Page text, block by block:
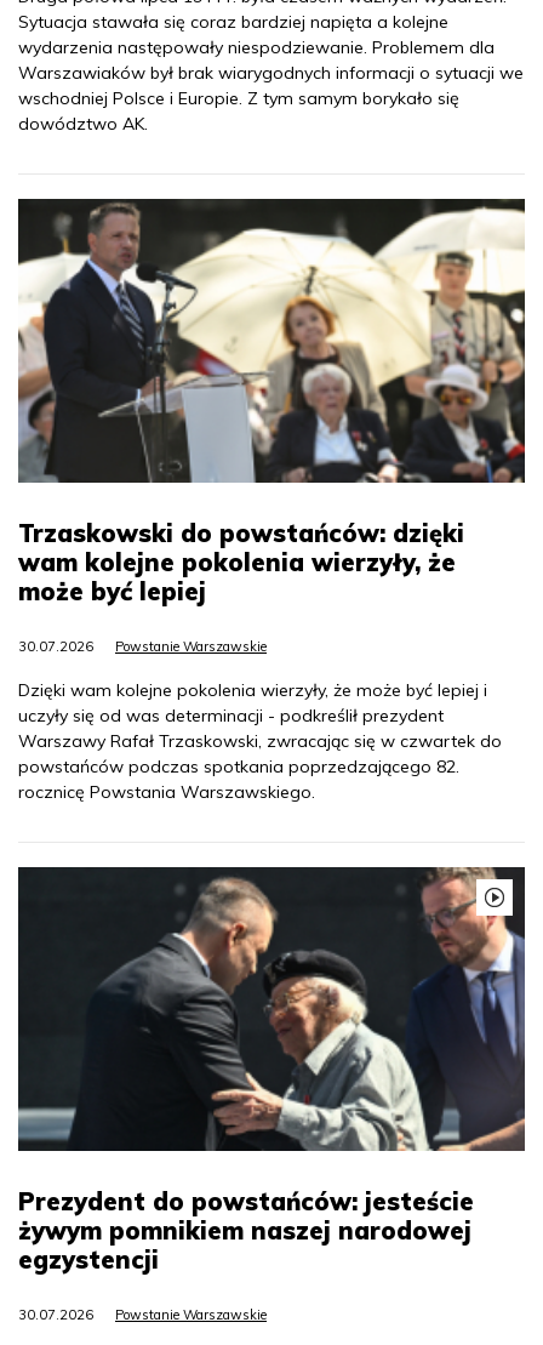
Sytuacja stawała się coraz bardziej napięta a kolejne
wydarzenia następowały niespodziewanie. Problemem dla
Warszawiaków był brak wiarygodnych informacji o sytuacji we
wschodniej Polsce i Europie. Z tym samym borykało się
dowództwo AK.
Trzaskowski do powstańców: dzięki
wam kolejne pokolenia wierzyły, że
może być lepiej
30.07.2026 Powstanie Warszawskie
Dzięki wam kolejne pokolenia wierzyły, że może być lepiej i
uczyły się od was determinacji - podkreślił prezydent
Warszawy Rafał Trzaskowski, zwracając się w czwartek do
powstańców podczas spotkania poprzedzającego 82.
rocznicę Powstania Warszawskiego.
Prezydent do powstańców: jesteście
żywym pomnikiem naszej narodowej
egzystencji
30.07.2026 Powstanie Warszawskie